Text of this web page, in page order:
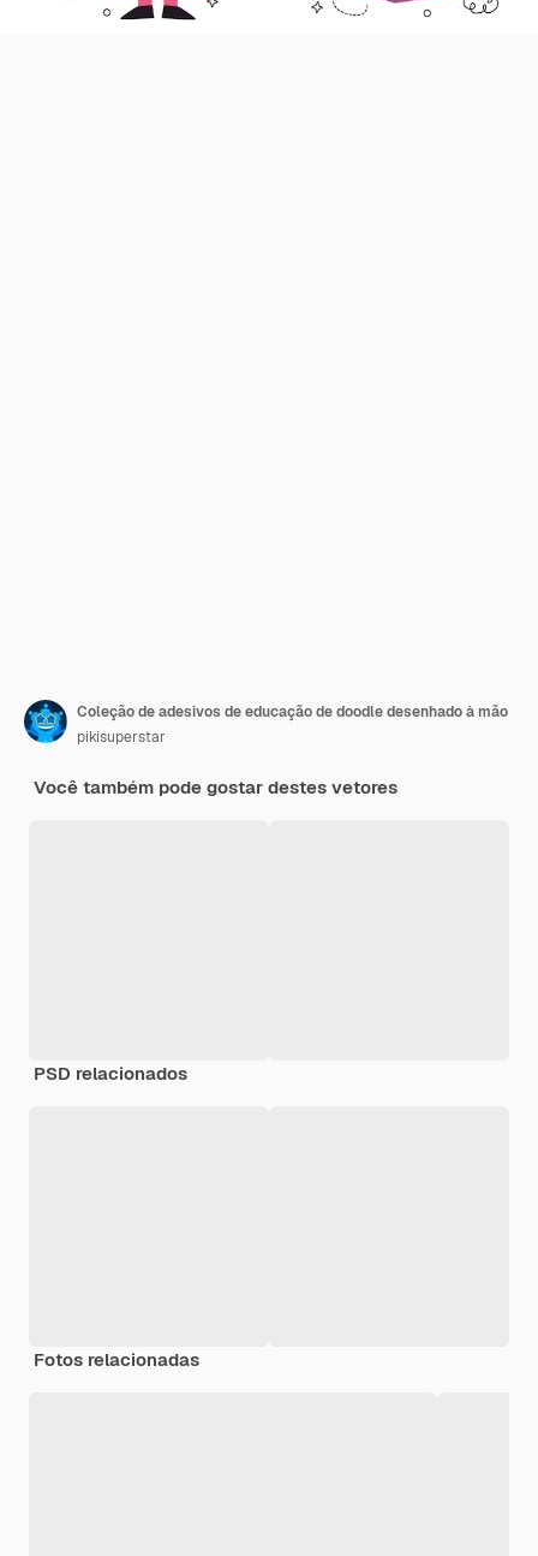
Coleção de adesivos de educação de doodle desenhado à mão
pikisuperstar
Você também pode gostar destes vetores
PSD relacionados
Fotos relacionadas